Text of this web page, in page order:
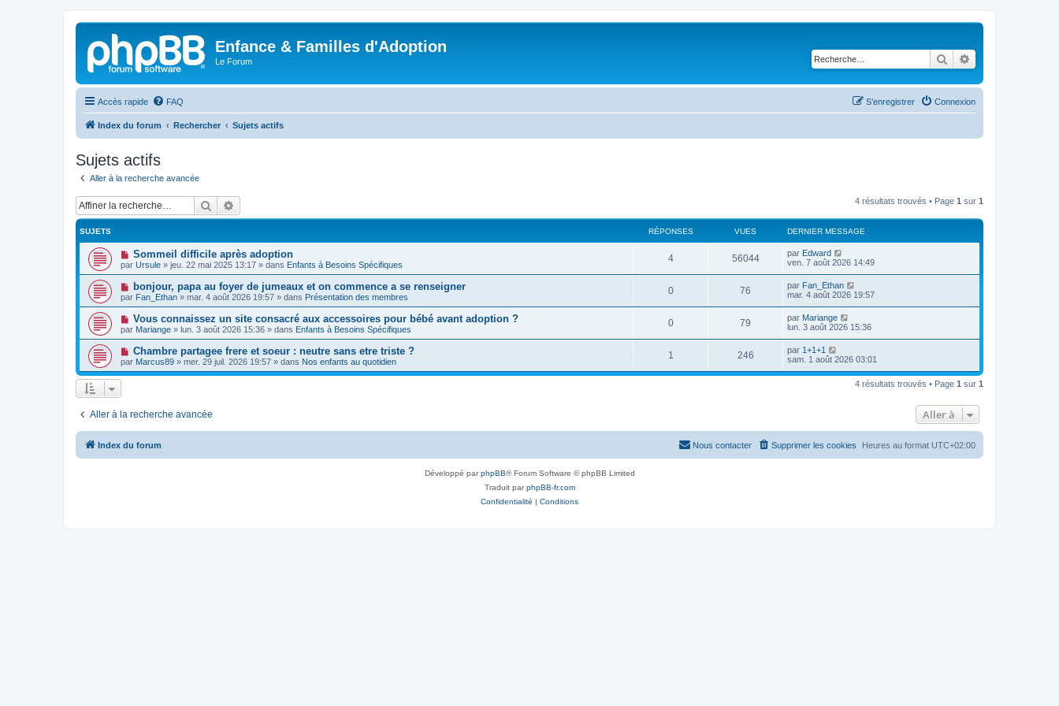
Enfance & Familles d'Adoption
Le Forum Rechercher
Accès rapide FAQ Connexion
S’enregistrer
Index du forum Rechercher Sujets actifs
Sujets actifs
Aller à la recherche avancée
Rechercher 4 résultats trouvés • Page 1 sur 1
SUJETS RÉPONSES VUES DERNIER MESSAGE
N
o
u
v
e
a
u
m
e
s
s
a
g
e
Sommeil difficile après adoption
par Ursule » jeu. 22 mai 2025 13:17 » dans Enfants à Besoins Spécifiques
4 56044 par Edward
ven. 7 août 2026 14:49
N
o
u
v
a
u
m
e
s
s
bonjour, papa au foyer de jumeaux et on commence a se renseigner
par Fan_Ethan » mar. 4 août 2026 19:57 » dans Présentation des membres
0 76 par Fan_Ethan
mar. 4 août 2026 19:57
N
o
u
e
a
u
s
a
g
Vous connaissez un site consacré aux accessoires pour bébé avant adoption ?
par Mariange » lun. 3 août 2026 15:36 » dans Enfants à Besoins Spécifiques
0 79 par Mariange
lun. 3 août 2026 15:36
N
o
u
v
m
s
s
Chambre partagee frere et soeur : neutre sans etre triste ?
par Marcus89 » mer. 29 juil. 2026 19:57 » dans Nos enfants au quotidien
1 246 par 1+1+1
sam. 1 août 2026 03:01
4 résultats trouvés • Page 1 sur 1
Aller à la recherche avancée Aller à
Index du forum Heures au format UTC+02:00
Supprimer les cookies
Nous contacter
Développé parphpBB® Forum Software © phpBB Limited
Traduit parphpBB-fr.com
Confidentialité | Conditions